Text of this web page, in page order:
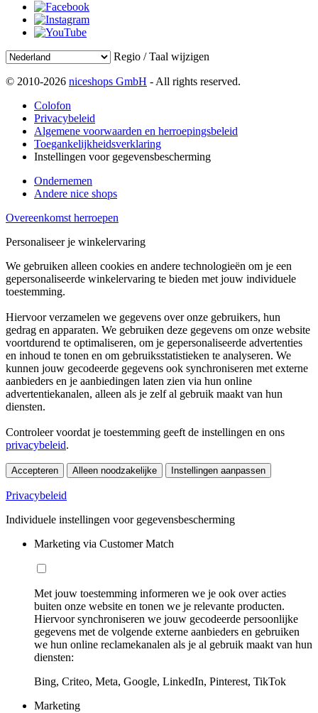
Regio / Taal wijzigen
© 2010-2026 niceshops GmbH - All rights reserved.
Colofon
Privacybeleid
Algemene voorwaarden en herroepingsbeleid
Toegankelijkheidsverklaring
Instellingen voor gegevensbescherming
Ondernemen
Andere nice shops
Overeenkomst herroepen
Personaliseer je winkelervaring
We gebruiken alleen cookies en andere technologieën om je een
gepersonaliseerde winkelervaring te bieden met jouw individuele
toestemming.
Hiervoor verzamelen we gegevens over onze gebruikers, hun
gedrag en apparaten. We gebruiken deze gegevens om onze website
voortdurend te optimaliseren, om je gepersonaliseerde advertenties
en inhoud te tonen en om gebruiksstatistieken te analyseren. We
kunnen jouw gecodeerde gegevens ook synchroniseren met externe
aanbieders en je aanbiedingen laten zien via hun online
advertentiekanalen, alleen als je zelf al gebruik maakt van hun
diensten.
Controleer voordat je toestemming geeft de instellingen en ons
privacybeleid.
Accepteren Alleen noodzakelijke Instellingen aanpassen
Privacybeleid
Individuele instellingen voor gegevensbescherming
Marketing via Customer Match
Met jouw toestemming informeren we je ook over acties
buiten onze website en tonen we je relevante producten.
Hiervoor synchroniseren we jouw gecodeerde persoonlijke
gegevens met de volgende externe aanbieders en gebruiken
we hun online reclamekanalen als je al gebruik maakt van hun
diensten:
Bing, Criteo, Meta, Google, LinkedIn, Pinterest, TikTok
Marketing